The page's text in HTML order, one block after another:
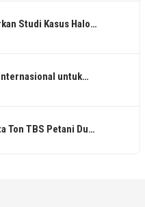
Studi Kasus Halo…
untuk…
Ton TBS Petani Du…